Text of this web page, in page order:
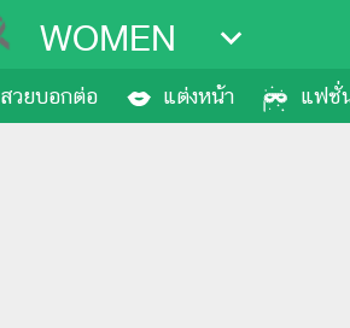
WOMEN
สวยบอกต่อ แต่งหน้า แฟชั่